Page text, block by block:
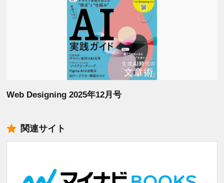
Web Designing 2025年12月号
関連サイト